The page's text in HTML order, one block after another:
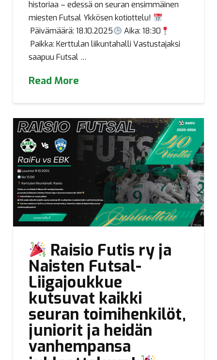
historiaa – edessä on seuran ensimmäinen
miesten Futsal Ykkösen kotiottelu!
Päivämäärä: 18.10.2025
Aika: 18:30
Paikka: Kerttulan liikuntahalli Vastustajaksi
saapuu Futsal …
Read More
Raisio Futis ry ja
Naisten Futsal-
Liigajoukkue
kutsuvat kaikki
seuran toimihenkilöt,
juniorit ja heidän
vanhempansa